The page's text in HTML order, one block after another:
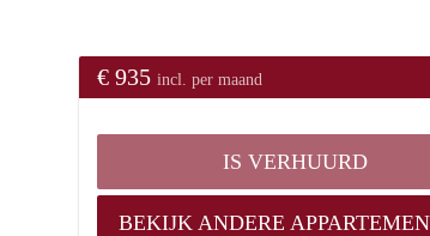
€ 935 incl. per maand
IS VERHUURD
BEKIJK ANDERE